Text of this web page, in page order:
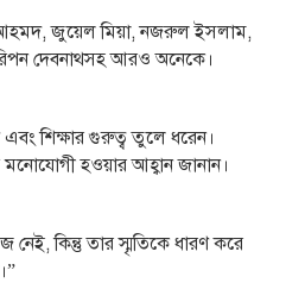
আহমদ, জুয়েল মিয়া, নজরুল ইসলাম,
দেবনাথসহ আরও অনেকে।
এবং শিক্ষার গুরুত্ব তুলে ধরেন।
মনোযোগী হওয়ার আহ্বান জানান।
নেই, কিন্তু তার স্মৃতিকে ধারণ করে